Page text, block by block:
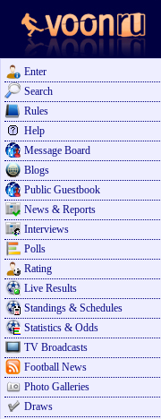
Enter
Search
Rules
Help
Message Board
Blogs
Public Guestbook
News & Reports
Interviews
Polls
Rating
Live Results
Standings & Schedules
Statistics & Odds
TV Broadcasts
Football News
Photo Galleries
Draws